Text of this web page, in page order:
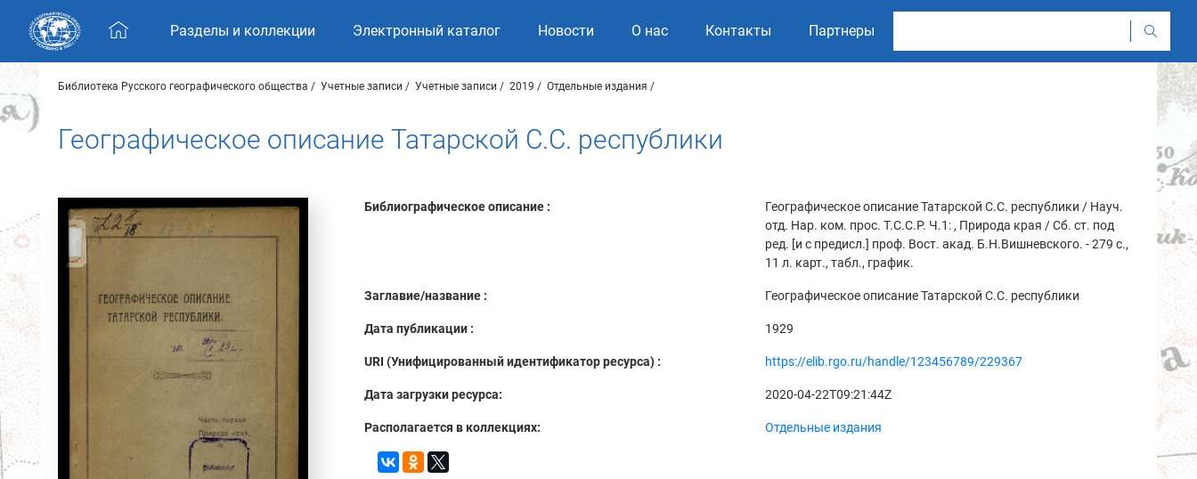
Skip navigation
Разделы и коллекции Электронный каталог Новости О нас Контакты Партнеры
Библиотека Русского географического общества Учетные записи Учетные записи 2019 Отдельные издания
Географическое описание Татарской С.С. республики
Библиографическое описание :
Географическое описание Татарской С.С. республики / Науч.
отд. Нар. ком. прос. Т.С.С.Р. Ч.1: , Природа края / Сб. ст. под
ред. [и с предисл.] проф. Вост. акад. Б.Н.Вишневского. - 279 с.,
11 л. карт., табл., график.
Заглавие/название : Географическое описание Татарской С.С. республики
Дата публикации : 1929
URI (Унифицированный идентификатор ресурса) : https://elib.rgo.ru/handle/123456789/229367
Дата загрузки ресурса: 2020-04-22T09:21:44Z
Располагается в коллекциях: Отдельные издания